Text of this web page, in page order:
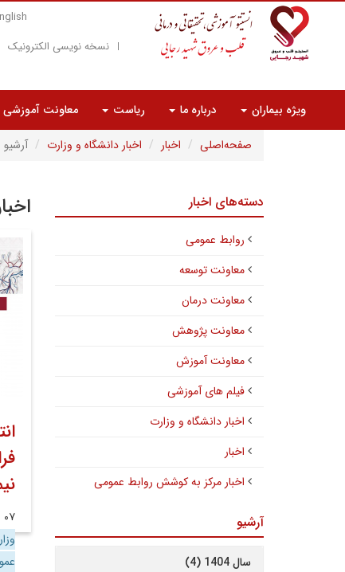
نسخه نویسی الکترونیک
ویژه بیماران درباره ما ریاست معاونت آموزشی
صفحه‌اصلی
اخبار اخبار دانشگاه و وزارت آرشیو
۰۷ بهمن ۱۴۰۴
دسته‌های اخبار
روابط عمومی
معاونت توسعه
معاونت درمان
معاونت پژوهش
معاونت آموزش
فیلم های آموزشی
اخبار دانشگاه و وزارت
اخبار
اخبار مرکز به کوشش روابط عمومی
آرشیو
سال 1404 (4)